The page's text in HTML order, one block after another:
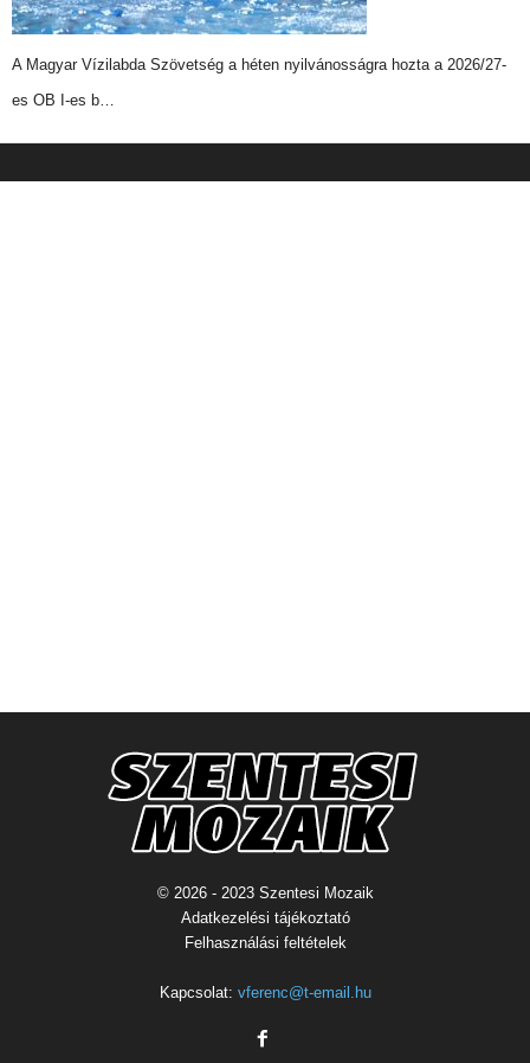
A Magyar Vízilabda Szövetség a héten nyilvánosságra hozta a 2026/27-
es OB I-es b…
© 2026 - 2023 Szentesi Mozaik
Adatkezelési tájékoztató
Felhasználási feltételek
Kapcsolat: vferenc@t-email.hu